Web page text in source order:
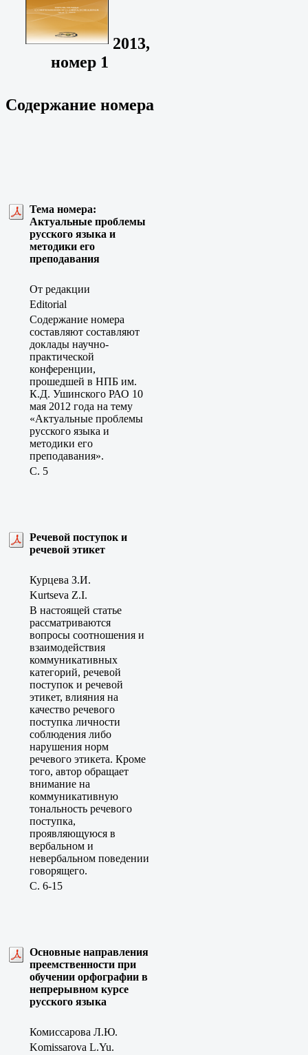
2013,
номер 1
Содержание номера
Тема номера:
Актуальные проблемы
русского языка и
методики его
преподавания
От редакции
Editorial
Содержание номера
составляют составляют
доклады научно-
практической
конференции,
прошедшей в НПБ им.
К.Д. Ушинского РАО 10
мая 2012 года на тему
«Актуальные проблемы
русского языка и
методики его
преподавания».
C. 5
Речевой поступок и
речевой этикет
Курцева З.И.
Kurtseva Z.I.
В настоящей статье
рассматриваются
вопросы соотношения и
взаимодействия
коммуникативных
категорий, речевой
поступок и речевой
этикет, влияния на
качество речевого
поступка личности
соблюдения либо
нарушения норм
речевого этикета. Кроме
того, автор обращает
внимание на
коммуникативную
тональность речевого
поступка,
проявляющуюся в
вербальном и
невербальном поведении
говорящего.
C. 6-15
Основные направления
преемственности при
обучении орфографии в
непрерывном курсе
русского языка
Комиссарова Л.Ю.
Komissarova L.Yu.